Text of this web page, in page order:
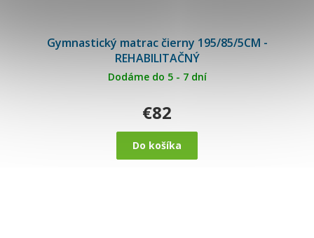
Gymnastický matrac čierny 195/85/5CM -
REHABILITAČNÝ
Dodáme do 5 - 7 dní
€82
Do košíka